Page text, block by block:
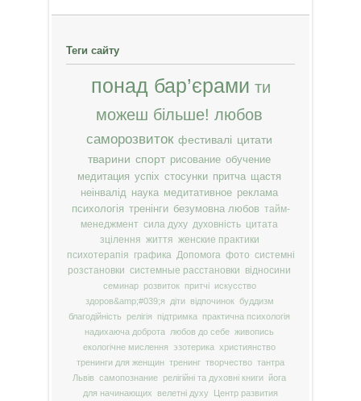
Теги сайту
понад бар’єрами ти
можеш більше! любов
саморозвиток фестивалі цитати
тварини спорт рисование обучение
медитация успіх стосунки притча щастя
неінвалід наука медитативное реклама
психологія тренінги безумовна любов тайм-
менеджмент сила духу духовність цитата
зцілення життя женские практики
психотерапія графика Допомога фото системні
розстановки системные расстановки відносини
семинар розвиток притчі
искусство
здоров&amp;#039;я
діти відпочинок буддизм
благодійність
релігія підтримка
практична психологія
надихаюча доброта
любов до себе живопись
екологічне мислення
эзотерика християнство
тренинги для женщин тренинг творчество тантра
Львів самопознание релігійні та духовні книги йога
для начинающих
велетні духу Центр развития